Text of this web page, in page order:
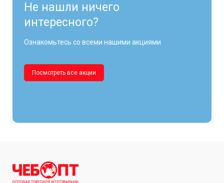
Не нашли ничего
интересного?
Ознакомьтесь со всеми нашими акциями
Посмотреть все акции